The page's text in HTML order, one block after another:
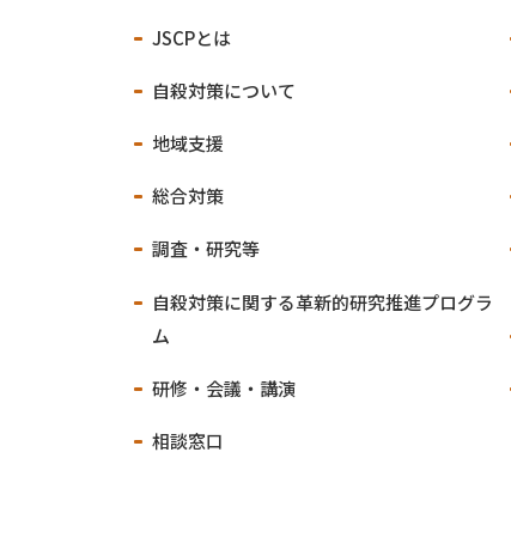
JSCPとは
自殺対策について
地域支援
総合対策
調査・研究等
自殺対策に関する革新的研究推進プログラ
ム
研修・会議・講演
相談窓口